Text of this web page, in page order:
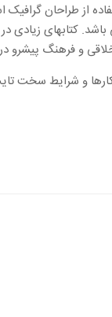
از طراحان
باشد. کتابهای
و فرهنگ پیشرو
و شرایط سخت